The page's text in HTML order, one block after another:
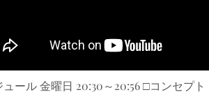
ュール 金曜日 20:30～20:56 □コンセプ
至上の《最凶の悪》が登場する韓国映画。